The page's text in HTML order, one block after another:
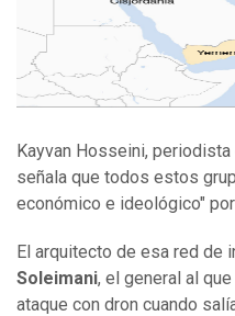
Kayvan Hosseini,
señala que todos estos
económico e ideológico"
El arquitecto de esa red de
Soleimani, el general al
ataque con dron cuando